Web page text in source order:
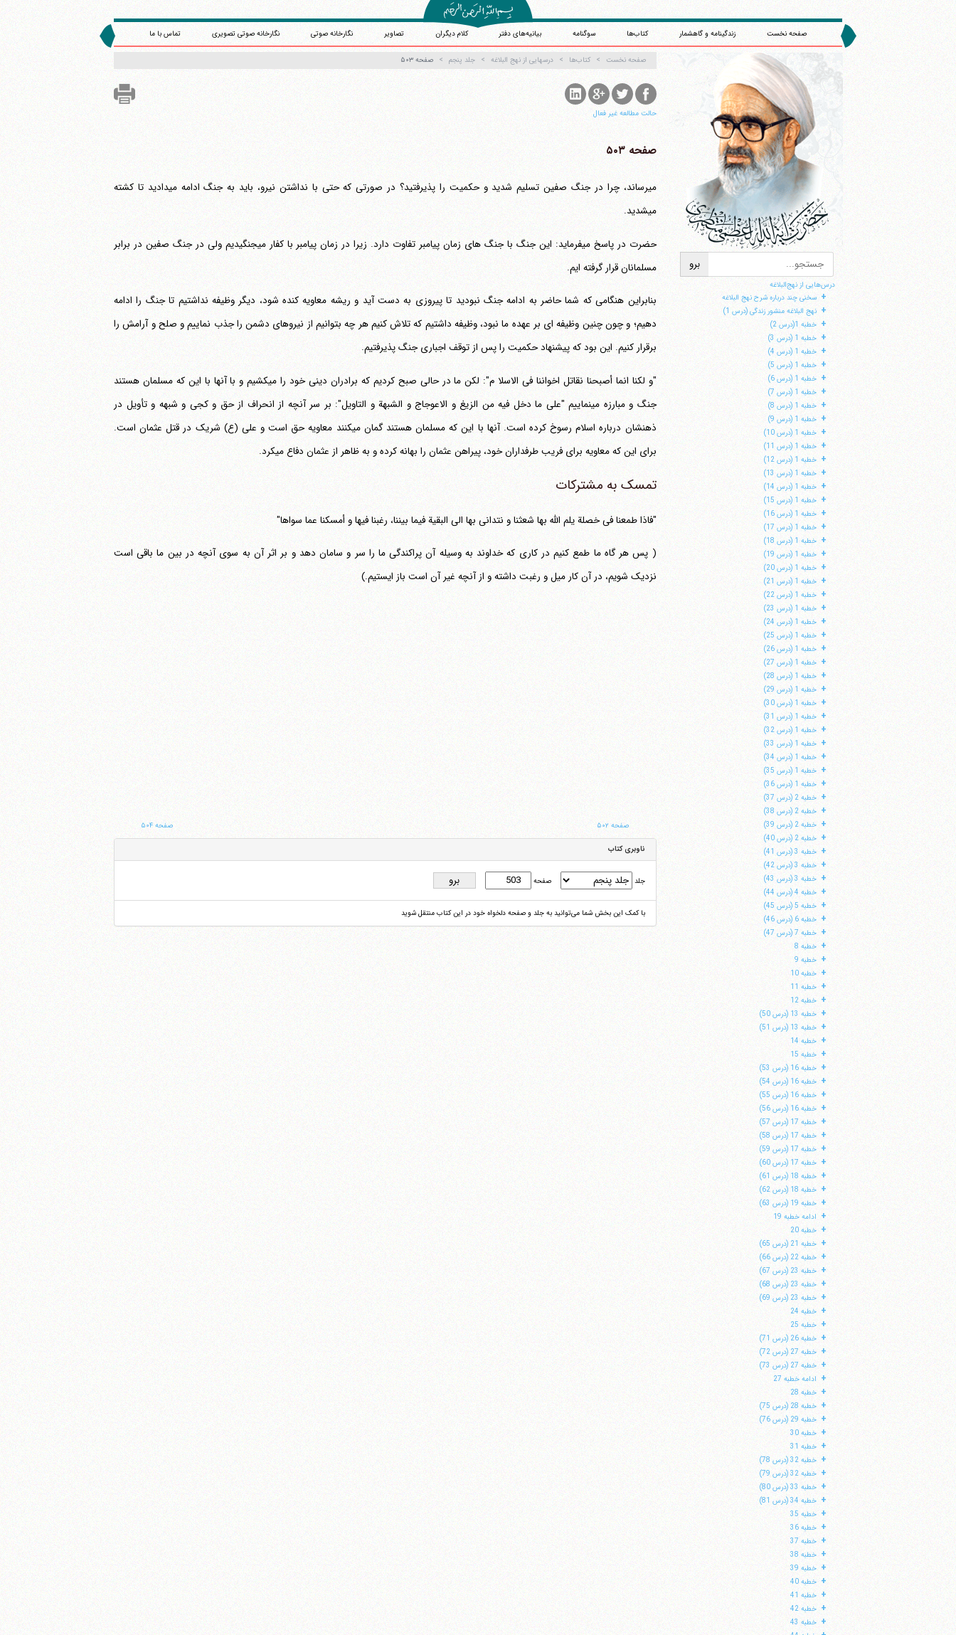
صفحه نخست زندگینامه و گاهشمار کتاب‌ها سوگنامه بیانیه‌های دفتر کلام دیگران تصاویر نگارخانه صوتی نگارخانه صوتی تصویری تماس با ما
درس‌هایی از نهج‌البلاغه
+ سخنی چند درباره شرح نهج البلاغه
+ نهج البلاغه منشور زندگی (درس 1)
+ خطبه 1(درس 2)
+ خطبه 1 (درس 3)
+ خطبه 1 (درس 4)
+ خطبه 1 (درس 5)
+ خطبه 1 (درس 6)
+ خطبه 1 (درس 7)
+ خطبه 1 (درس 8)
+ خطبه 1 (درس 9)
+ خطبه 1 (درس 10)
+ خطبه 1 (درس 11)
+ خطبه 1 (درس 12)
+ خطبه 1 (درس 13)
+ خطبه 1 (درس 14)
+ خطبه 1 (درس 15)
+ خطبه 1 (درس 16)
+ خطبه 1 (درس 17)
+ خطبه 1 (درس 18)
+ خطبه 1 (درس 19)
+ خطبه 1 (درس 20)
+ خطبه 1 (درس 21)
+ خطبه 1 (درس 22)
+ خطبه 1 (درس 23)
+ خطبه 1 (درس 24)
+ خطبه 1 (درس 25)
+ خطبه 1 (درس 26)
+ خطبه 1 (درس 27)
+ خطبه 1 (درس 28)
+ خطبه 1 (درس 29)
+ خطبه 1 (درس 30)
+ خطبه 1 (درس 31)
+ خطبه 1 (درس 32)
+ خطبه 1 (درس 33)
+ خطبه 1 (درس 34)
+ خطبه 1 (درس 35)
+ خطبه 1 (درس 36)
+ خطبه 2 (درس 37)
+ خطبه 2 (درس 38)
+ خطبه 2 (درس 39)
+ خطبه 2 (درس 40)
+ خطبه 3 (درس 41)
+ خطبه 3 (درس 42)
+ خطبه 3 (درس 43)
+ خطبه 4 (درس 44)
+ خطبه 5 (درس 45)
+ خطبه 6 (درس 46)
+ خطبه 7 (درس 47)
+ خطبه 8
+ خطبه 9
+ خطبه 10
+ خطبه 11
+ خطبه 12
+ خطبه 13 (درس 50)
+ خطبه 13 (درس 51)
+ خطبه 14
+ خطبه 15
+ خطبه 16 (درس 53)
+ خطبه 16 (درس 54)
+ خطبه 16 (درس 55)
+ خطبه 16 (درس 56)
+ خطبه 17 (درس 57)
+ خطبه 17 (درس 58)
+ خطبه 17 (درس 59)
+ خطبه 17 (درس 60)
+ خطبه 18 (درس 61)
+ خطبه 18 (درس 62)
+ خطبه 19 (درس 63)
+ ادامه خطبه 19
+ خطبه 20
+ خطبه 21 (درس 65)
+ خطبه 22 (درس 66)
+ خطبه 23 (درس 67)
+ خطبه 23 (درس 68)
+ خطبه 23 (درس 69)
+ خطبه 24
+ خطبه 25
+ خطبه 26 (درس 71)
+ خطبه 27 (درس 72)
+ خطبه 27 (درس 73)
+ ادامه خطبه 27
+ خطبه 28
+ خطبه 28 (درس 75)
+ خطبه 29 (درس 76)
+ خطبه 30
+ خطبه 31
+ خطبه 32 (درس 78)
+ خطبه 32 (درس 79)
+ خطبه 33 (درس 80)
+ خطبه 34 (درس 81)
+ خطبه 35
+ خطبه 36
+ خطبه 37
+ خطبه 38
+ خطبه 39
+ خطبه 40
+ خطبه 41
+ خطبه 42
+ خطبه 43
صفحه نخست کتاب‌ها درسهایی از نهج البلاغه جلد پنجم صفحه ۵۰۳
حالت مطالعه غیر فعال
صفحه ۵۰۳
می‎رساند، چرا در جنگ صفین تسلیم شدید و حکمیت را پذیرفتید؟ در صورتی که حتی با نداشتن نیرو، باید به جنگ ادامه می‎دادید تا کشته
می‎شدید.
حضرت در پاسخ می‎فرماید: این جنگ با جنگ های زمان پیامبر تفاوت دارد. زیرا در زمان پیامبر با کفار می‎جنگیدیم ولی در جنگ صفین در برابر
مسلمانان قرار گرفته ایم.
بنابراین هنگامی که شما حاضر به ادامه جنگ نبودید تا پیروزی به دست آید و ریشه معاویه کنده شود، دیگر وظیفه نداشتیم تا جنگ را ادامه
دهیم؛ و چون چنین وظیفه ای بر عهده ما نبود، وظیفه داشتیم که تلاش کنیم هر چه بتوانیم از نیروهای دشمن را جذب نماییم و صلح و آرامش را
برقرار کنیم. این بود که پیشنهاد حکمیت را پس از توقف اجباری جنگ پذیرفتیم.
"و لکنا انما أصبحنا نقاتل اخواننا فی الاسلا م": لکن ما در حالی صبح کردیم که برادران دینی خود را می‎کشیم و با آنها با این که مسلمان هستند
جنگ و مبارزه می‎نماییم "علی ما دخل فیه من الزیغ و الاعوجاج و الشبهة و التاویل": بر سر آنچه از انحراف از حق و کجی و شبهه و تأویل در
ذهنشان درباره اسلام رسوخ کرده است. آنها با این که مسلمان هستند گمان می‎کنند معاویه حق است و علی (ع) شریک در قتل عثمان است.
برای این که معاویه برای فریب طرفداران خود، پیراهن عثمان را بهانه کرده و به ظاهر از عثمان دفاع می‎کرد.
تمسک به مشترکات
"فاذا طمعنا فی خصلة یلم الله بها شعثنا و نتدانی بها الی البقیة فیما بیننا، رغبنا فیها و أمسکنا عما سواها"
( پس هر گاه ما طمع کنیم در کاری که خداوند به وسیله آن پراکندگی ما را سر و سامان دهد و بر اثر آن به سوی آنچه در بین ما باقی است
نزدیک شویم، در آن کار میل و رغبت داشته و از آنچه غیر آن است باز ایستیم.)
صفحه ۵۰۲ صفحه ۵۰۴
ناوبری کتاب
جلد صفحه
با کمک این بخش شما می‌توانید به جلد و صفحه دلخواه خود در این کتاب منتقل شوید